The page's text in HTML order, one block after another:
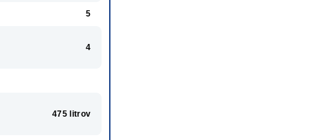
5
4
475 litrov